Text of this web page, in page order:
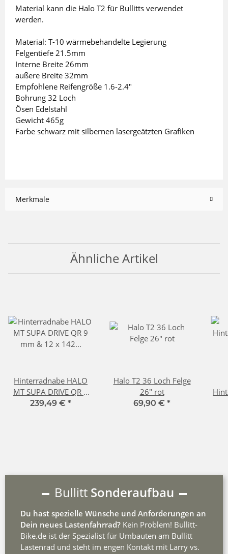
Material kann die Halo T2 für Bullitts verwendet
werden.
Material: T-10 wärmebehandelte Legierung
Felgentiefe 21.5mm
Interne Breite 26mm
außere Breite 32mm
Empfohlene Reifengröße 1.6-2.4"
Bohrung 32 Loch
Ösen Edelstahl
Gewicht 465g
Farbe schwarz mit silbernen lasergeätzten Grafiken
Merkmale
Ähnliche Artikel
Hinterradnabe HALO
MT SUPA DRIVE QR 9
mm & 12 x 142 mm 36
239,49 € *
Halo T2 36 Loch Felge
26" rot
69,90 € *
Bullitt Sonderaufbau
Du hast spezielle Wünsche und Anforderungen an
Dein neues Lastenfahrrad? Kein Problem! Bullitt-
Bike.de ist der Spezialist für Umbauten am Bullitt
Lastenrad und steht im engen Kontakt mit Larry vs.